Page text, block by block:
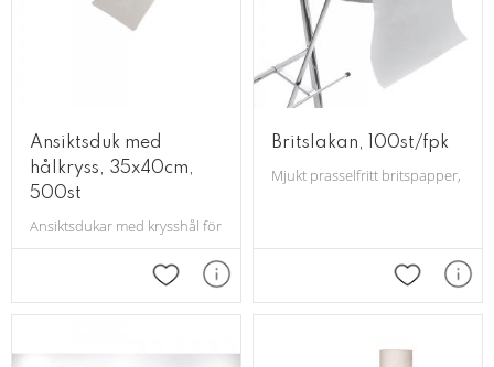
Ansiktsduk med
hålkryss, 35x40cm,
500st
Ansiktsdukar med krysshål för din massagebänk, i nonwoven material.
Lägg till i favoriter
Britslakan, 100st/fpk
Mjukt prasselfritt britspapper,
Lägg till i